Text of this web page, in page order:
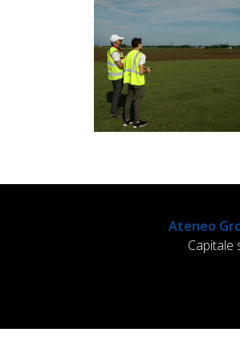
Ateneo
Capitale